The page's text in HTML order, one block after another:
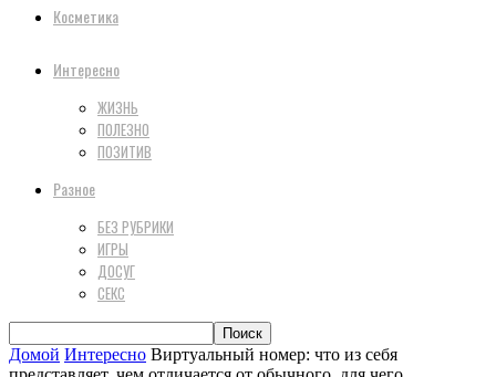
Косметика
Интересно
ЖИЗНЬ
ПОЛЕЗНО
ПОЗИТИВ
Разное
БЕЗ РУБРИКИ
ИГРЫ
ДОСУГ
СЕКС
Домой Интересно Виртуальный номер: что из себя